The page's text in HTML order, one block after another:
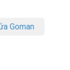
Goman